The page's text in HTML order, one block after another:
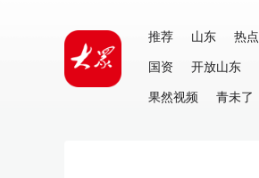
推荐 山东 热点
国资
开放山东
果然视频
青未了